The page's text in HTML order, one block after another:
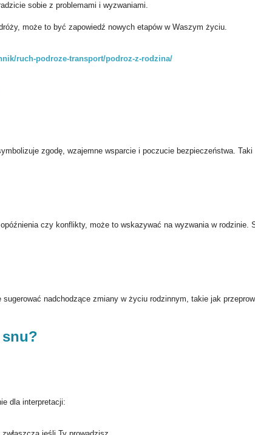
sobie z problemami i wyzwaniami.
może to być zapowiedź nowych etapów w Waszym życiu.
ruch-podroze-transport/podroz-z-rodzina/
zgodę, wzajemne wsparcie i poczucie bezpieczeństwa.
czy konflikty, może to wskazywać na wyzwania w rodzinie.
nadchodzące zmiany w życiu rodzinnym, takie jak
snu?
dla interpretacji: